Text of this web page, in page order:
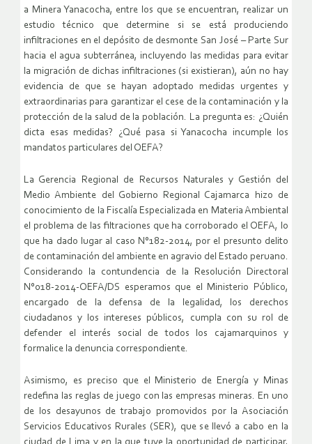
a Minera Yanacocha, entre los que se encuentran, realizar un
estudio técnico que determine si se está produciendo
infiltraciones en el depósito de desmonte San José – Parte Sur
hacia el agua subterránea, incluyendo las medidas para evitar
la migración de dichas infiltraciones (si existieran), aún no hay
evidencia de que se hayan adoptado medidas urgentes y
extraordinarias para garantizar el cese de la contaminación y la
protección de la salud de la población. La pregunta es: ¿Quién
dicta esas medidas? ¿Qué pasa si Yanacocha incumple los
mandatos particulares del OEFA?
La Gerencia Regional de Recursos Naturales y Gestión del
Medio Ambiente del Gobierno Regional Cajamarca hizo de
conocimiento de la Fiscalía Especializada en Materia Ambiental
el problema de las filtraciones que ha corroborado el OEFA, lo
que ha dado lugar al caso N°182-2014, por el presunto delito
de contaminación del ambiente en agravio del Estado peruano.
Considerando la contundencia de la Resolución Directoral
N°018-2014-OEFA/DS esperamos que el Ministerio Público,
encargado de la defensa de la legalidad, los derechos
ciudadanos y los intereses públicos, cumpla con su rol de
defender el interés social de todos los cajamarquinos y
formalice la denuncia correspondiente.
Asimismo, es preciso que el Ministerio de Energía y Minas
redefina las reglas de juego con las empresas mineras. En uno
de los desayunos de trabajo promovidos por la Asociación
Servicios Educativos Rurales (SER), que se llevó a cabo en la